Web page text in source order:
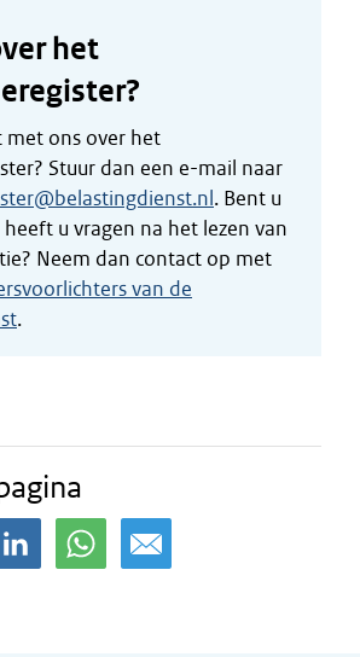
het
met ons over het
Stuur dan een e-mail naar
. Bent u
u vragen na het lezen van
Neem dan contact op met
van de
.